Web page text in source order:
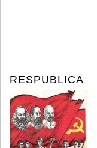
RESPUBLICA